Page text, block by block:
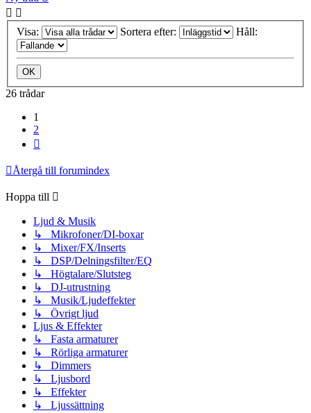
Visa: Sortera efter: Håll:
26 trådar
1
2
Återgå till forumindex
Hoppa till
Ljud & Musik
↳ Mikrofoner/DI-boxar
↳ Mixer/FX/Inserts
↳ DSP/Delningsfilter/EQ
↳ Högtalare/Slutsteg
↳ DJ-utrustning
↳ Musik/Ljudeffekter
↳ Övrigt ljud
Ljus & Effekter
↳ Fasta armaturer
↳ Rörliga armaturer
↳ Dimmers
↳ Ljusbord
↳ Effekter
↳ Ljussättning